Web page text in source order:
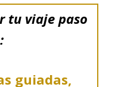
tu viaje paso
guiadas,